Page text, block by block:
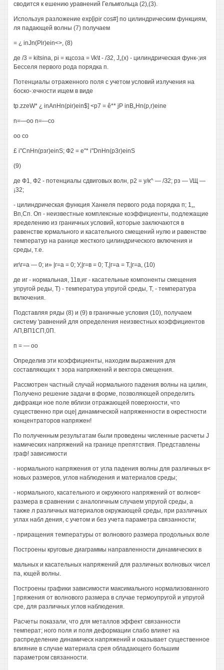
сводится к ешению уравнений Гельмгольца (2),(3).
Используя разложение exp[ipir cos#] по цилиндрическим функциям,
ля падающей волны (7) получаем
= ¿ inJn(Plr)ein<>, (8)
де /3 = kitsina, pi = кцсоза = \/k\t - /З2, J„(x) - цилиндрическая функ-;ия
Бесселя первого рода порядка п.
Потенциалы отраженного поля с учетом условий излучения на
боско-:ечности ищем в виде
tp.zzeW* ¿ inAnHn(pir)ein$] <p7 = ê** jP inB„Hn(p,r)eine
n=—oo n=—со
oo со
£ i"CnHn(рзr)einS; Ф2 = e"* i"DnHn(p3r)einS
(9)
де Ф1, Ф2 - потенциалы сдвиговых волн, р2 = у/к^ — /З2; рз — \/Щ —
¡32;
- цилиндрическая функция Ханкеля первого рода порядка п; 1„,
Вп,Сп. Оп - неизвестные комплексные коэффициенты, подлежащие
яределению из граничных условий, которые заключаются в
равенстве юрмального и касательного смещений нулю и равенстве
температур на ранице жесткого цилиндрического включения и
среды, т.е.
иг\г=а — 0; и» |г=а = 0; У,|г=в = 0; Т,|г=а = Т,|г=а, (10)
де иг - нормальная, 11в,иг - касательные компоненты смещения
упругой реды, Т) - температура упругой среды, Т, - температура
включения.
Подставляя ряды (8) и (9) в граничные условия (10), получаем
систему 'равнений для определения неизвестных коэффициентов
АП,ВП1СП,0П.
п = — оо
Определив эти коэффициенты, находим выражения для
составляющих т зора напряжений и вектора смещения.
Рассмотрен частный случай нормального падения волны на цилин,
Получено решение задачи в форме, позволяющей определить
дифракци ное поле вблизи отражающей поверхности, что
существенно при оце| динамической напряженности в окрестности
концентраторов напряжен!
По полученным результатам были проведены численные расчеты J
намических напряжений на границе препятствия. Представлены
граф! зависимости
- нормального напряжения от угла падения волны для различных в<
новых размеров, углов наблюдения и материалов среды;
- нормального, касательного и окружного напряжений от волнов<
размера в сравнении с аналогичным случаем упругой среды, а
также л различных материалов окружающей среды, при различных
углах набл дения, с учетом и без учета параметра связанности;
- приращения температуры от волнового размера продольных воле
Построены круговые диаграммы направленности динамических в
мальных и касательных напряжений для различных волновых чисел
па, ющей волны.
Построены графики зависимости максимального нормализованного
] пряжения от волнового размера в случае термоупругой и упругой
сре, для различных углов наблюдения.
Расчеты показали, что для металлов эффект связанности
температ; ного поля и поля деформации слабо влияет на
распределение динамическ напряжений и оказывает существенное
влияние в случае материала срея обладающего большим
параметром связанности.